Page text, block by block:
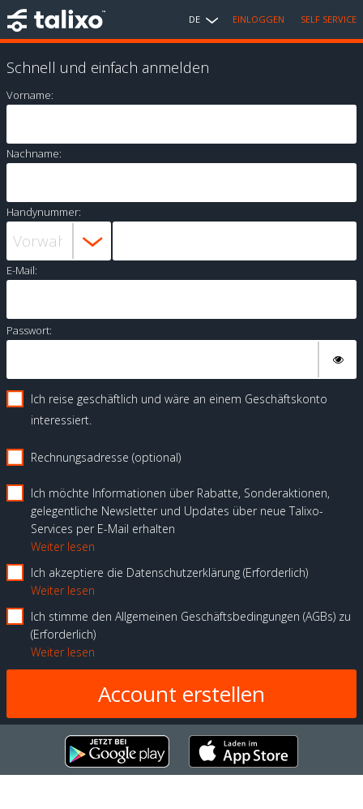
DE EINLOGGEN SELF SERVICE
Schnell und einfach anmelden
Vorname:
Nachname:
Handynummer:
E-Mail:
Passwort:
Ich reise geschäftlich und wäre an einem Geschäftskonto
interessiert.
Rechnungsadresse (optional)
Ich möchte Informationen über Rabatte, Sonderaktionen,
gelegentliche Newsletter und Updates über neue Talixo-
Services per E-Mail erhalten
Weiter lesen
Ich akzeptiere die Datenschutzerklärung Erforderlich
Weiter lesen
Ich stimme den Allgemeinen Geschäftsbedingungen (AGBs) zu
Erforderlich
Weiter lesen